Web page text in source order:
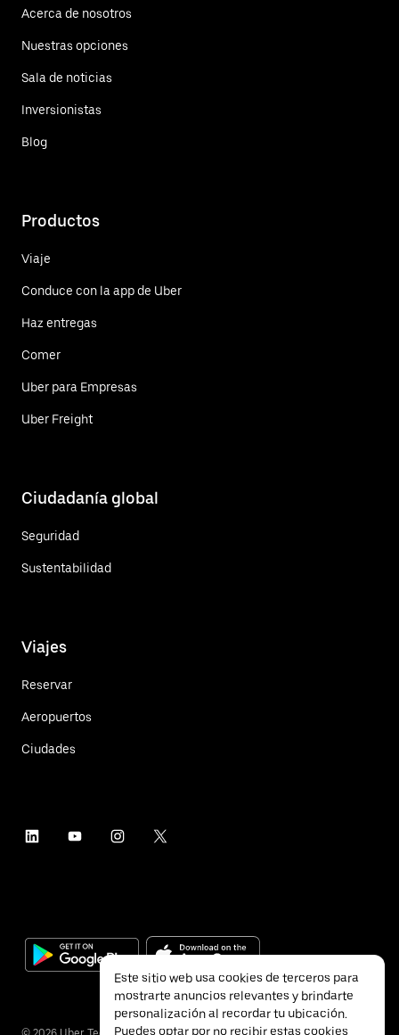
Acerca de nosotros
Nuestras opciones
Sala de noticias
Inversionistas
Blog
Productos
Viaje
Conduce con la app de Uber
Haz entregas
Comer
Uber para Empresas
Uber Freight
Ciudadanía global
Seguridad
Sustentabilidad
Viajes
Reservar
Aeropuertos
Ciudades
Este sitio web usa cookies de terceros para
mostrarte anuncios relevantes y brindarte
personalización al recordar tu ubicación.
Puedes optar por no recibir estas cookies